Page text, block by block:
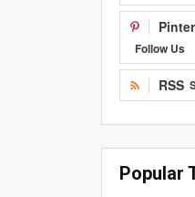
Follow Us
RSS
Popular